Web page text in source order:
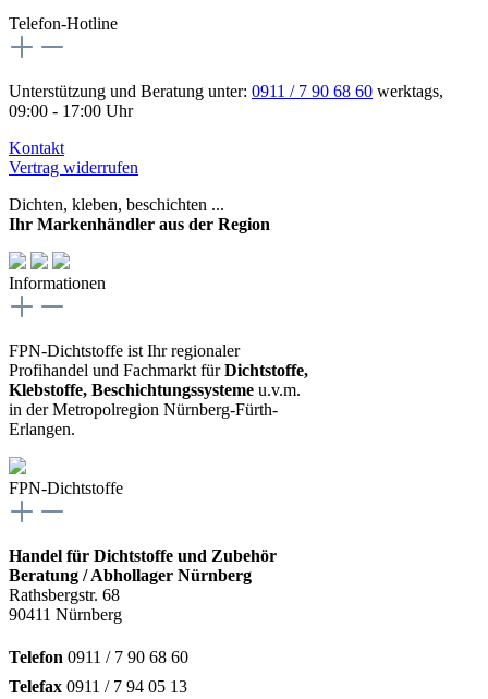
Telefon-Hotline
Unterstützung und Beratung unter: 0911 / 7 90 68 60 werktags,
09:00 - 17:00 Uhr
Kontakt
Vertrag widerrufen
Dichten, kleben, beschichten ...
Ihr Markenhändler aus der Region
Informationen
FPN-Dichtstoffe ist Ihr regionaler
Profihandel und Fachmarkt fürDichtstoffe,
Klebstoffe, Beschichtungssysteme u.v.m.
in der Metropolregion Nürnberg-Fürth-
Erlangen.
FPN-Dichtstoffe
Handel für Dichtstoffe und Zubehör
Beratung / Abhollager Nürnberg
Rathsbergstr. 68
90411 Nürnberg
Telefon 0911 / 7 90 68 60
Telefax 0911 / 7 94 05 13